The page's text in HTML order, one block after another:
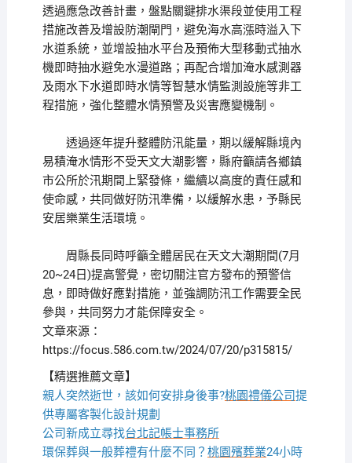
透過應急改善計畫，盤點關鍵排水渠段並使用工程
措施改善及增設防潮閘門，避免海水高漲時溢入下
水道系統，並增設抽水平台及預佈大型移動式抽水
機即時抽水避免水漫道路；再配合增加淹水感測器
及雨水下水道即時水情等智慧水情監測設施等非工
程措施，強化整體水情預警及災害應變機制。
透過逐年提升整體防汛能量，期以緩解縣境內
易積淹水情形不受天文大潮影響，縣府籲請各鄉鎮
市公所於汛期間上緊發條，繼續以高度的責任感和
使命感，共同做好防汛準備，以緩解水患，予縣民
安居樂業生活環境。
周縣長同時呼籲全體居民在天文大潮期間(7月
20~24日)提高警覺，密切關注官方發布的預警信
息，即時做好應對措施，並強調防汛工作需要全民
參與，共同努力才能保障安全。
文章來源：
https://focus.586.com.tw/2024/07/20/p315815/
【精選推薦文章】
親人突然逝世，該如何安排身後事?桃園禮儀公司提
供專屬客製化設計規劃
公司新成立尋找台北記帳士事務所
環保葬與一般葬禮有什麼不同？ 桃園殯葬業24小時